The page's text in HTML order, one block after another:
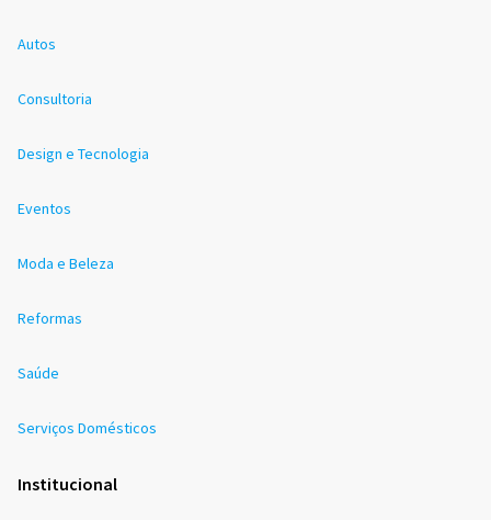
Autos
Consultoria
Design e Tecnologia
Eventos
Moda e Beleza
Reformas
Saúde
Serviços Domésticos
Institucional